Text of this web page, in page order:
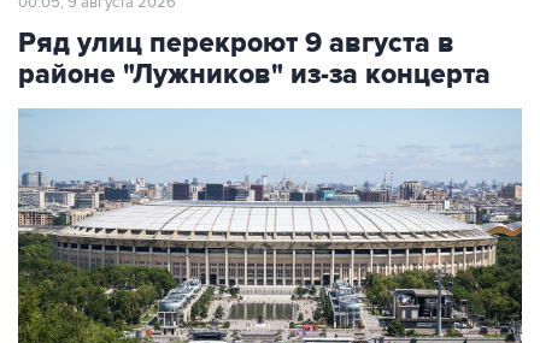
Ряд улиц перекроют 9 августа в
районе "Лужников" из-за концерта